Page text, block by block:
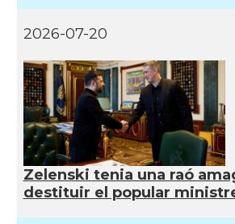
2026-07-20
Zelenski tenia una raó
destituir el popular